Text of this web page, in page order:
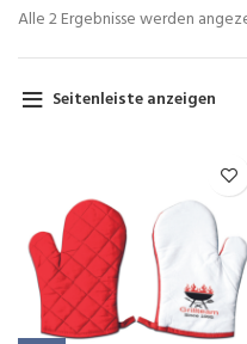
Alle 2 Ergebnisse werden
Seitenleiste anzeigen